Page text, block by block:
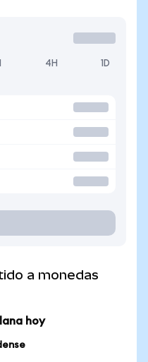
4H 1D
a monedas
hoy